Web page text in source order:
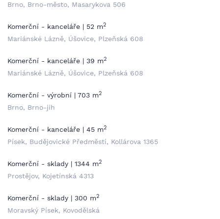
Brno, Brno-město, Masarykova 506
Komerční - kanceláře | 52 m2
Mariánské Lázně, Úšovice, Plzeňská 608
Komerční - kanceláře | 39 m2
Mariánské Lázně, Úšovice, Plzeňská 608
Komerční - výrobní | 703 m2
Brno, Brno-jih
Komerční - kanceláře | 45 m2
Písek, Budějovické Předměstí, Kollárova 1365
Komerční - sklady | 1344 m2
Prostějov, Kojetínská 4313
Komerční - sklady | 300 m2
Moravský Písek, Kovodělská